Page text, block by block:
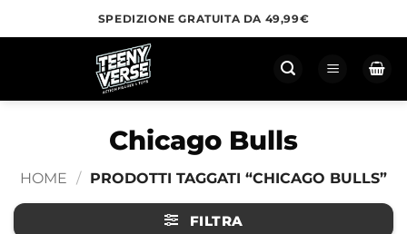
ai
SPEDIZIONE GRATUITA DA 49,99€
Chicago Bulls
HOME / PRODOTTI TAGGATI “CHICAGO BULLS”
FILTRA